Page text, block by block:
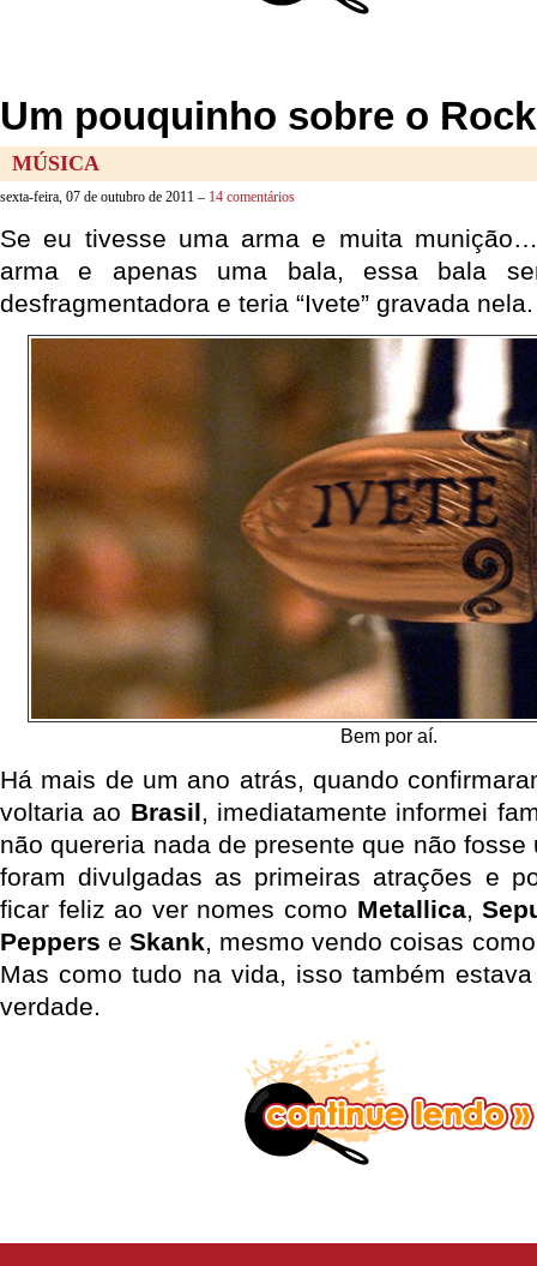
Um pouquinho sobre o
MÚSICA
sexta-feira, 07 de outubro de 2011 – 14 comentários
Se eu tivesse uma arma e muita
arma e apenas uma bala, essa bala
desfragmentadora e teria “Ivete” gravada nela.
Bem por aí.
Há mais de um ano atrás, quando
voltaria ao Brasil, imediatamente informei
não quereria nada de presente que não
foram divulgadas as primeiras atrações e
ficar feliz ao ver nomes como Metallica,
Peppers eSkank, mesmo vendo coisas
Mas como tudo na vida, isso também
verdade.